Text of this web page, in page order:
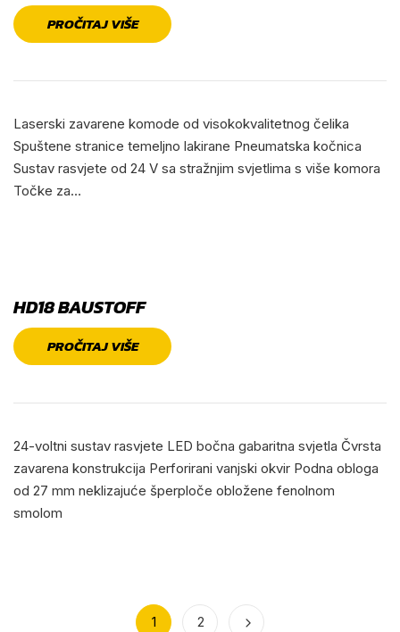
PROČITAJ VIŠE
Laserski zavarene komode od visokokvalitetnog čelika
Spuštene stranice temeljno lakirane Pneumatska kočnica
Sustav rasvjete od 24 V sa stražnjim svjetlima s više komora
Točke za…
HD18 BAUSTOFF
PROČITAJ VIŠE
24-voltni sustav rasvjete LED bočna gabaritna svjetla Čvrsta
zavarena konstrukcija Perforirani vanjski okvir Podna obloga
od 27 mm neklizajuće šperploče obložene fenolnom
smolom
1 2